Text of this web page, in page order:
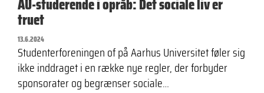
AU-studerende i opråb: Det sociale liv er
truet
13.6.2024
Studenterforeningen of på Aarhus Universitet føler sig
ikke inddraget i en række nye regler, der forbyder
sponsorater og begrænser sociale…